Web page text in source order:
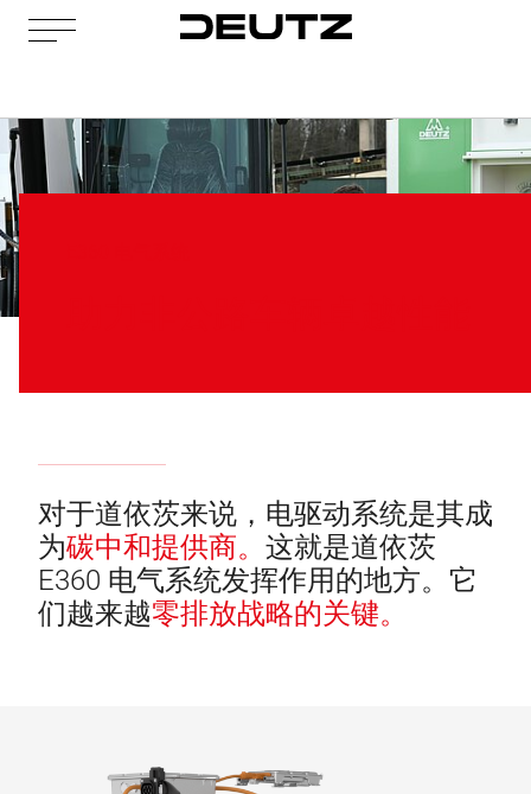
对于道依茨来说，电驱动系统是其成
为碳中和提供商。 这就是道依茨
E360 电气系统发挥作用的地方。它
们越来越零排放战略的关键。